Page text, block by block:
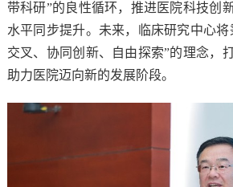
带科研”的良性循环，推进医院科技创
水平同步提升。未来，临床研究中心
交叉、协同创新、自由探索”的理念，
助力医院迈向新的发展阶段。